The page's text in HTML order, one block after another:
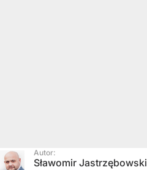
Autor:
Sławomir Jastrzębowski